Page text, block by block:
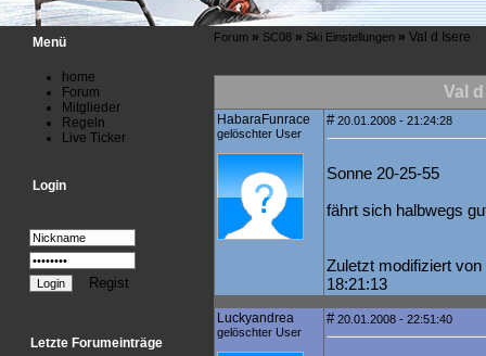
Menü
home
Forum
Mitglieder
Regeln
Live Ticker
Login
Regist
Letzte Forumeinträge
Forum» SC08» Ski Einstellungen » Val d Isere
Val
HabaraFunrace
gelöschter User
#20.01.2008 - 21:24:28
Sonne 20-25-55
fährt sich halbwegs
Zuletzt modifiziert
18:21:13
Luckyandrea
gelöschter User
#20.01.2008 - 22:51:40